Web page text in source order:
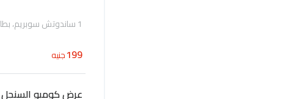
1 ساندوتش سوبريم، بطاطس، مشروب
199جنيه
عرض كومبو السنجل